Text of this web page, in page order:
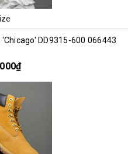
DD9315-600 066443